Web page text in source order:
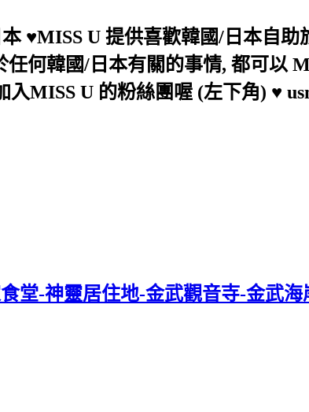
♥MISS U 提供喜歡韓國/日本自
何韓國/日本有關的事情, 都可以
MISS U 的粉絲團喔 (左下角) ♥
堂-神靈居住地-金武觀音寺-金武